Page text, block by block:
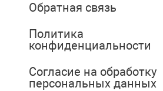
Обратная связь
Политика
конфиденциальности
Согласие на обработку
персональных данных